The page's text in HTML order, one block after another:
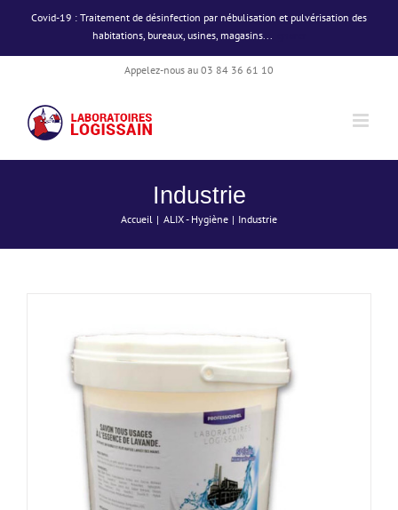
Covid-19 : Traitement de désinfection par nébulisation et pulvérisation des
habitations, bureaux, usines, magasins...
Passer
contenu
Appelez-nous au 03 84 36 61 10
Industrie
Accueil ALIX - Hygiène Industrie